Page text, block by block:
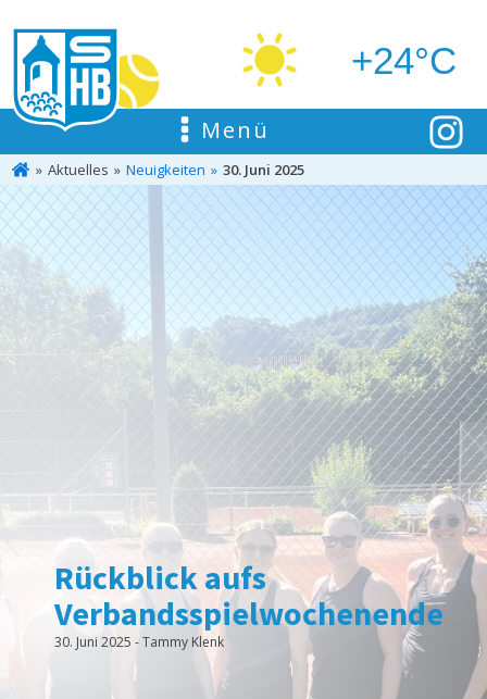
+24°C
Menü
Aktuelles Neuigkeiten 30. Juni 2025
Rückblick aufs
Verbandsspielwochenende
30. Juni 2025 -Tammy Klenk